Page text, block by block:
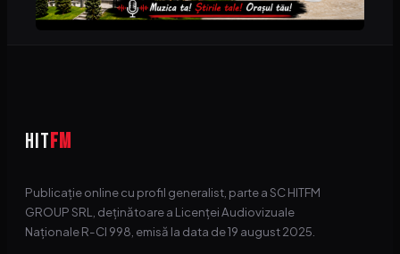
HITFM
Publicație online cu profil generalist, parte a SC HITFM
GROUP SRL, deținătoare a Licenței Audiovizuale
Naționale R-CI 998, emisă la data de 19 august 2025.